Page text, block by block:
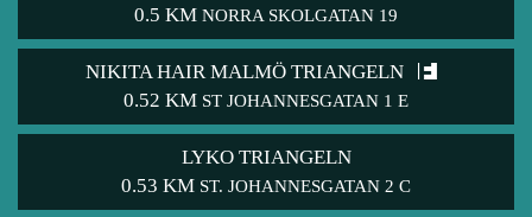
0.5 KM NORRA SKOLGATAN 19
NIKITA HAIR MALMÖ TRIANGELN
0.52 KM ST JOHANNESGATAN 1 E
LYKO TRIANGELN
0.53 KM ST. JOHANNESGATAN 2 C